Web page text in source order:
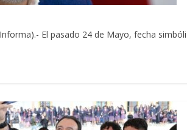
El pasado 24 de Mayo, fecha